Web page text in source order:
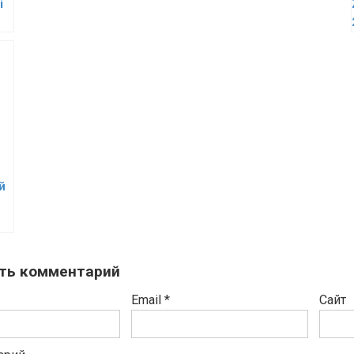
комментарий
Email * Сайт